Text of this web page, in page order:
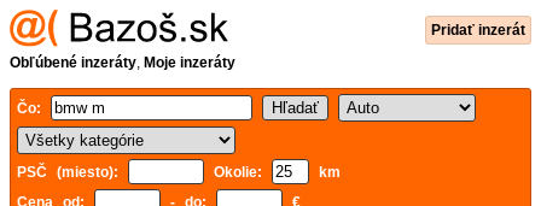
Pridať inzerát
Obľúbené inzeráty, Moje inzeráty
Čo:
PSČ (miesto): Okolie:
km
Cena od:
- do: €